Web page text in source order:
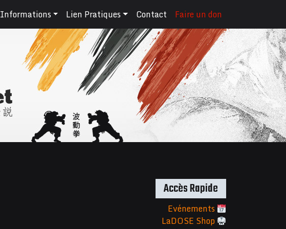
Informations Lien Pratiques Contact Faire un don
Accès Rapide
Evénements
LaDOSE Shop